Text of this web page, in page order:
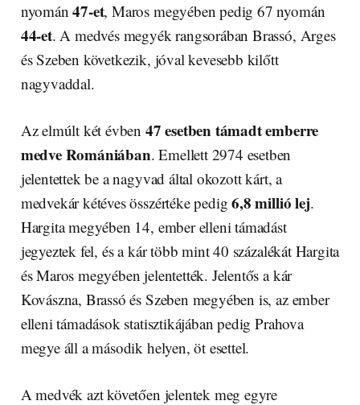
nyomán47-et, Maros megyében pedig 67 nyomán
44-et. A medvés megyék rangsorában Brassó, Arges
és Szeben következik, jóval kevesebb kilőtt
nagyvaddal.
Az elmúlt két évben 47 esetben támadt emberre
medve Romániában. Emellett 2974 esetben
jelentettek be a nagyvad által okozott kárt, a
medvekár kétéves összértéke pedig 6,8 millió lej.
Hargita megyében 14, ember elleni támadást
jegyeztek fel, és a kár több mint 40 százalékát Hargita
és Maros megyében jelentették. Jelentős a kár
Kovászna, Brassó és Szeben megyében is, az ember
elleni támadások statisztikájában pedig Prahova
megye áll a második helyen, öt esettel.
A medvék azt követően jelentek meg egyre